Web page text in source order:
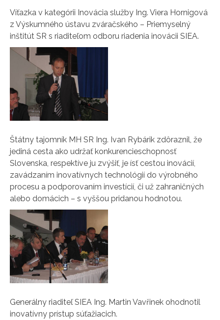
Víťazka v kategórii Inovácia služby Ing. Viera Hornigová
z Výskumného ústavu zváračského – Priemyselný
inštitút SR s riaditeľom odboru riadenia inovácii SIEA.
Štátny tajomník MH SR Ing. Ivan Rybárik zdôraznil, že
jediná cesta ako udržať konkurencieschopnosť
Slovenska, respektíve ju zvýšiť, je ísť cestou inovácií,
zavádzaním inovatívnych technológií do výrobného
procesu a podporovaním investícií, či už zahraničných
alebo domácich – s vyššou pridanou hodnotou.
Generálny riaditeľ SIEA Ing. Martin Vavřinek ohodnotil
inovatívny prístup súťažiacich.